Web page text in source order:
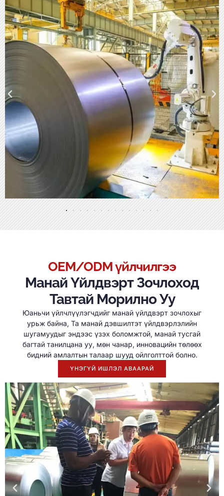
OEM/ODM үйлчилгээ
Манай Үйлдвэрт Зочлоход
Тавтай Морилно Уу
Юаньчи үйлчлүүлэгчдийг манай үйлдвэрт зочлохыг
урьж байна, Та манай дэвшилтэт үйлдвэрлэлийн
шугамуудыг эндээс үзэх боломжтой, манай тусгай
багтай танилцана уу, мөн чанар, инновацийн төлөөх
бидний амлалтын талаар шууд ойлголттой болно.
ҮНЭГҮЙ ИШЛЭЛ АВААРАЙ